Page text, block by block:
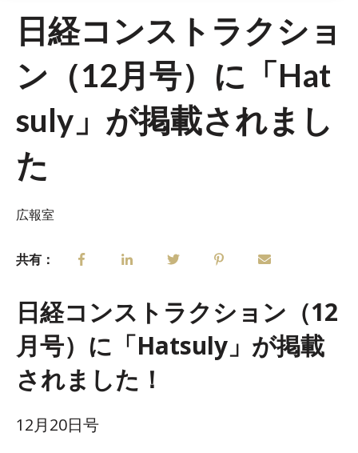
日経コンストラクショ
ン（12月号）に「Hat
suly」が掲載されまし
た
広報室
共有：
日経コンストラクション（12
月号）に「Hatsuly」が掲載
されました！
12月20日号